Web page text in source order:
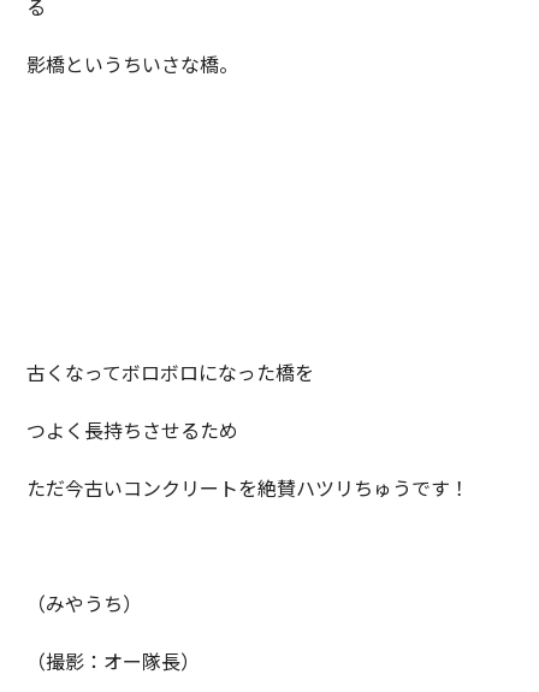
る
影橋というちいさな橋。
古くなってボロボロになった橋を
つよく長持ちさせるため
ただ今古いコンクリートを絶賛ハツリちゅうです！
（みやうち）
（撮影：オー隊長）